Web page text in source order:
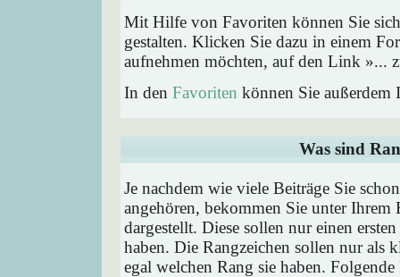
Mit Hilfe von Favoriten können Sie
gestalten. Klicken Sie dazu in einem
aufnehmen möchten, auf den Link »...
In den Favoriten können Sie
Was sind
Je nachdem wie viele Beiträge Sie
angehören, bekommen Sie unter Ihrem
dargestellt. Diese sollen nur einen
haben. Die Rangzeichen sollen nur als
egal welchen Rang sie haben.